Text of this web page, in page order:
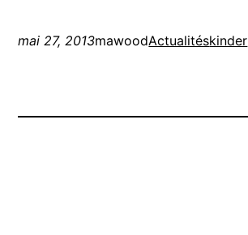
mai 27, 2013mawoodActualitéskinder